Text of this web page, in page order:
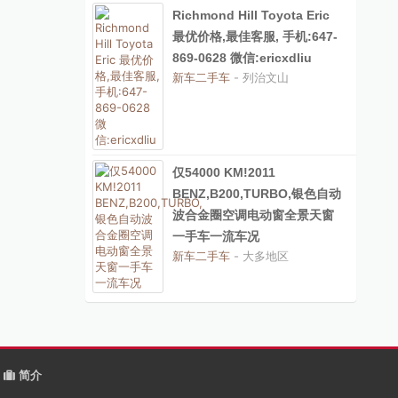
Richmond Hill Toyota Eric
最优价格,最佳客服, 手机:647-
869-0628 微信:ericxdliu
新车二手车 - 列治文山
仅54000 KM!2011
BENZ,B200,TURBO,银色自动
波合金圈空调电动窗全景天窗
一手车一流车况
新车二手车 - 大多地区
简介